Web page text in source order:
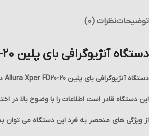
توضیحاتنظرات (0)
دستگاه آنژیوگرافی بای پلین Allura Xper FD20-20
دستگاه آنژیوگرافی بای پلین Allura Xper FD20-20 دارای دو دتکتور در سایز های یکسان 20 اینچی جهت تسهیل و آسان نمودن امر تشخیص است.
این دستگاه قادر است اطلاعات را با وضوح بالا در
از ویژگی های منحصر به فرد این دستگاه می توان